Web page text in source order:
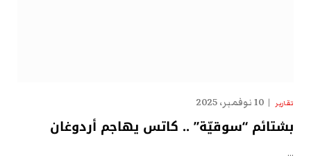
تقارير 10 نوفمبر، 2025
بشتائم “سوقيّة” .. كاتس يهاجم أردوغان
…